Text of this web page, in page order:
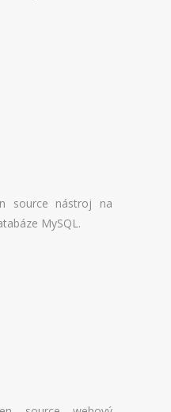
source nástroj na
MySQL.